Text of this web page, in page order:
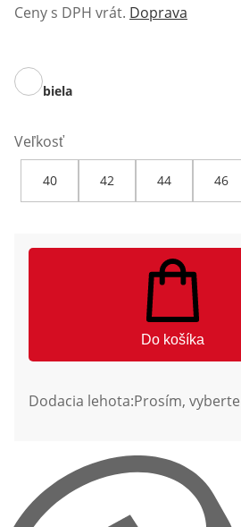
Ceny s DPH vrát. Doprava
biela
Veľkosť
40 42 44 46
Do košíka
Dodacia lehota:Prosím,